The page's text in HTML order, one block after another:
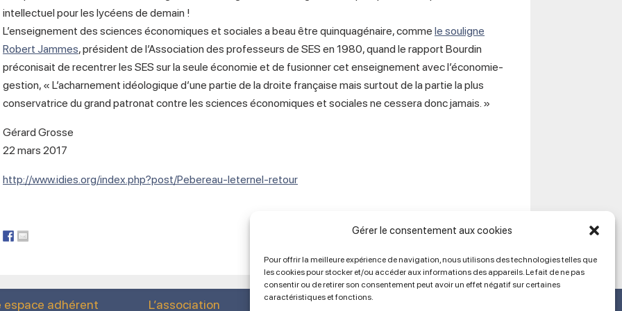
Gérer le consentement aux cookies
Pour offrir la meilleure expérience de navigation, nous utilisons des technologies telles que
les cookies pour stocker et/ou accéder aux informations des appareils. Le fait de ne pas
consentir ou de retirer son consentement peut avoir un effet négatif sur certaines
caractéristiques et fonctions.
intellectuel pour les lycéens de demain !
L’enseignement des sciences économiques et sociales a beau être quinquagénaire, comme le souligne
Robert Jammes, président de l’Association des professeurs de SES en 1980, quand le rapport Bourdin
préconisait de recentrer les SES sur la seule économie et de fusionner cet enseignement avec l’économie-
gestion, « L’acharnement idéologique d’une partie de la droite française mais surtout de la partie la plus
conservatrice du grand patronat contre les sciences économiques et sociales ne cessera donc jamais. »
Gérard Grosse
22 mars 2017
http://www.idies.org/index.php?post/Pebereau-leternel-retour
espace adhérent L’association Ancien site